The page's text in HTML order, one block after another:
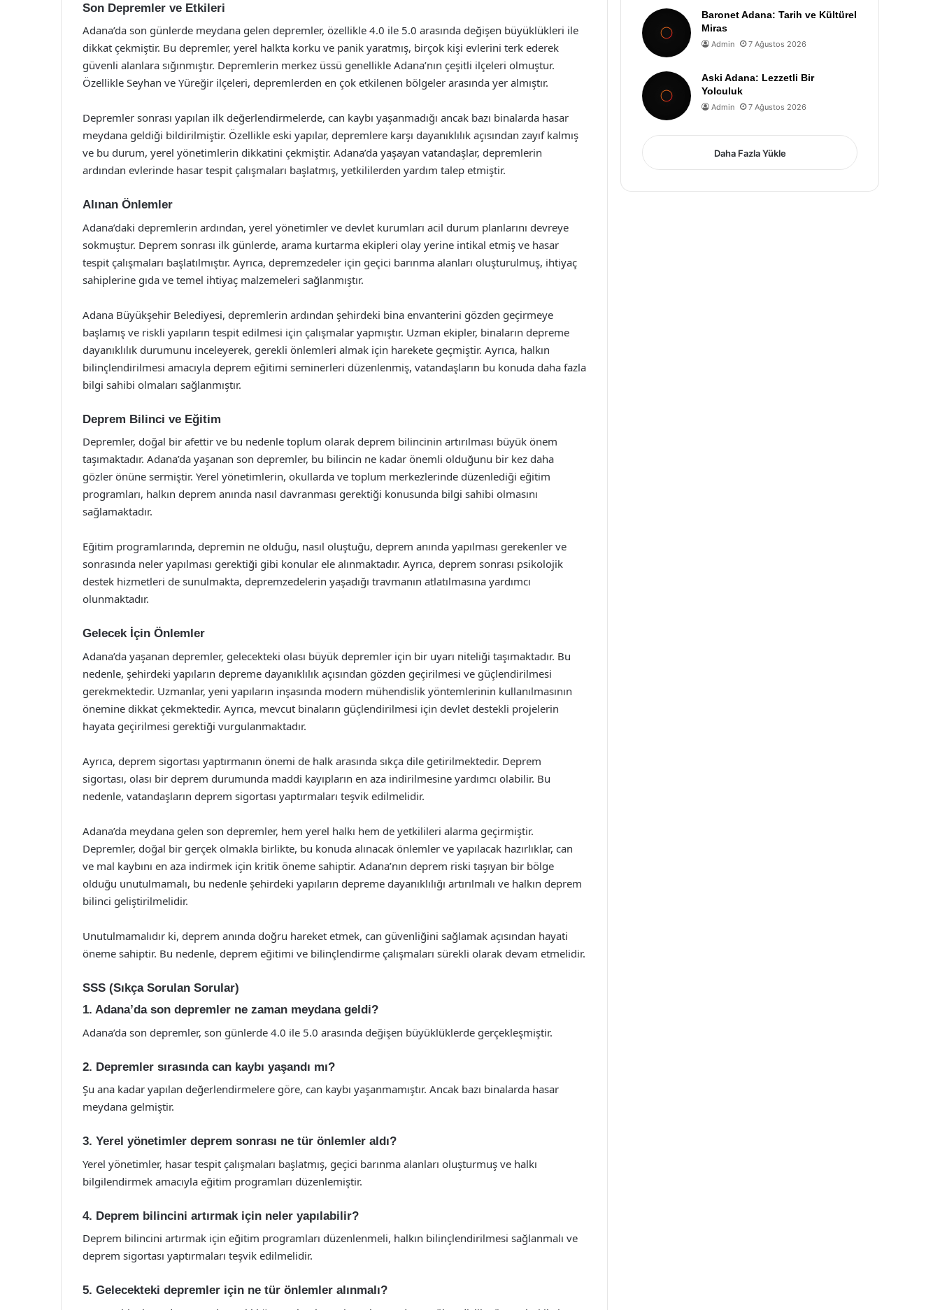
Son Depremler ve Etkileri
Adana’da son günlerde meydana gelen depremler, özellikle 4.0 ile 5.0 arasında değişen büyüklükleri ile
dikkat çekmiştir. Bu depremler, yerel halkta korku ve panik yaratmış, birçok kişi evlerini terk ederek
güvenli alanlara sığınmıştır. Depremlerin merkez üssü genellikle Adana’nın çeşitli ilçeleri olmuştur.
Özellikle Seyhan ve Yüreğir ilçeleri, depremlerden en çok etkilenen bölgeler arasında yer almıştır.
Depremler sonrası yapılan ilk değerlendirmelerde, can kaybı yaşanmadığı ancak bazı binalarda hasar
meydana geldiği bildirilmiştir. Özellikle eski yapılar, depremlere karşı dayanıklılık açısından zayıf kalmış
ve bu durum, yerel yönetimlerin dikkatini çekmiştir. Adana’da yaşayan vatandaşlar, depremlerin
ardından evlerinde hasar tespit çalışmaları başlatmış, yetkililerden yardım talep etmiştir.
Alınan Önlemler
Adana’daki depremlerin ardından, yerel yönetimler ve devlet kurumları acil durum planlarını devreye
sokmuştur. Deprem sonrası ilk günlerde, arama kurtarma ekipleri olay yerine intikal etmiş ve hasar
tespit çalışmaları başlatılmıştır. Ayrıca, depremzedeler için geçici barınma alanları oluşturulmuş, ihtiyaç
sahiplerine gıda ve temel ihtiyaç malzemeleri sağlanmıştır.
Adana Büyükşehir Belediyesi, depremlerin ardından şehirdeki bina envanterini gözden geçirmeye
başlamış ve riskli yapıların tespit edilmesi için çalışmalar yapmıştır. Uzman ekipler, binaların depreme
dayanıklılık durumunu inceleyerek, gerekli önlemleri almak için harekete geçmiştir. Ayrıca, halkın
bilinçlendirilmesi amacıyla deprem eğitimi seminerleri düzenlenmiş, vatandaşların bu konuda daha fazla
bilgi sahibi olmaları sağlanmıştır.
Deprem Bilinci ve Eğitim
Depremler, doğal bir afettir ve bu nedenle toplum olarak deprem bilincinin artırılması büyük önem
taşımaktadır. Adana’da yaşanan son depremler, bu bilincin ne kadar önemli olduğunu bir kez daha
gözler önüne sermiştir. Yerel yönetimlerin, okullarda ve toplum merkezlerinde düzenlediği eğitim
programları, halkın deprem anında nasıl davranması gerektiği konusunda bilgi sahibi olmasını
sağlamaktadır.
Eğitim programlarında, depremin ne olduğu, nasıl oluştuğu, deprem anında yapılması gerekenler ve
sonrasında neler yapılması gerektiği gibi konular ele alınmaktadır. Ayrıca, deprem sonrası psikolojik
destek hizmetleri de sunulmakta, depremzedelerin yaşadığı travmanın atlatılmasına yardımcı
olunmaktadır.
Gelecek İçin Önlemler
Adana’da yaşanan depremler, gelecekteki olası büyük depremler için bir uyarı niteliği taşımaktadır. Bu
nedenle, şehirdeki yapıların depreme dayanıklılık açısından gözden geçirilmesi ve güçlendirilmesi
gerekmektedir. Uzmanlar, yeni yapıların inşasında modern mühendislik yöntemlerinin kullanılmasının
önemine dikkat çekmektedir. Ayrıca, mevcut binaların güçlendirilmesi için devlet destekli projelerin
hayata geçirilmesi gerektiği vurgulanmaktadır.
Ayrıca, deprem sigortası yaptırmanın önemi de halk arasında sıkça dile getirilmektedir. Deprem
sigortası, olası bir deprem durumunda maddi kayıpların en aza indirilmesine yardımcı olabilir. Bu
nedenle, vatandaşların deprem sigortası yaptırmaları teşvik edilmelidir.
Adana’da meydana gelen son depremler, hem yerel halkı hem de yetkilileri alarma geçirmiştir.
Depremler, doğal bir gerçek olmakla birlikte, bu konuda alınacak önlemler ve yapılacak hazırlıklar, can
ve mal kaybını en aza indirmek için kritik öneme sahiptir. Adana’nın deprem riski taşıyan bir bölge
olduğu unutulmamalı, bu nedenle şehirdeki yapıların depreme dayanıklılığı artırılmalı ve halkın deprem
bilinci geliştirilmelidir.
Unutulmamalıdır ki, deprem anında doğru hareket etmek, can güvenliğini sağlamak açısından hayati
öneme sahiptir. Bu nedenle, deprem eğitimi ve bilinçlendirme çalışmaları sürekli olarak devam etmelidir.
SSS (Sıkça Sorulan Sorular)
1. Adana’da son depremler ne zaman meydana geldi?
Adana’da son depremler, son günlerde 4.0 ile 5.0 arasında değişen büyüklüklerde gerçekleşmiştir.
2. Depremler sırasında can kaybı yaşandı mı?
Şu ana kadar yapılan değerlendirmelere göre, can kaybı yaşanmamıştır. Ancak bazı binalarda hasar
meydana gelmiştir.
3. Yerel yönetimler deprem sonrası ne tür önlemler aldı?
Yerel yönetimler, hasar tespit çalışmaları başlatmış, geçici barınma alanları oluşturmuş ve halkı
bilgilendirmek amacıyla eğitim programları düzenlemiştir.
4. Deprem bilincini artırmak için neler yapılabilir?
Deprem bilincini artırmak için eğitim programları düzenlenmeli, halkın bilinçlendirilmesi sağlanmalı ve
deprem sigortası yaptırmaları teşvik edilmelidir.
5. Gelecekteki depremler için ne tür önlemler alınmalı?
Baronet Adana: Tarih ve Kültürel
Miras
Admin 7 Ağustos 2026
Aski Adana: Lezzetli Bir
Yolculuk
Admin 7 Ağustos 2026
Daha Fazla Yükle